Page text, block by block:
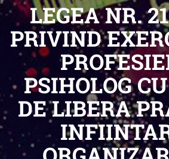
LEGEA NR.
PRIVIND
PSIHOLOG
DE LIBERA